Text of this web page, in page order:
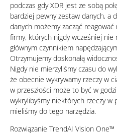
podczas gdy XDR jest ze sobą
bardziej pewny zestaw danych, a
danych możemy zacząć
firmy, których nigdy wcześniej nie
głównym czynnikiem
Otrzymujemy doskonałą
Nigdy nie mierzyliśmy czasu do
że obecnie wykrywamy rzeczy w
w przeszłości może to być w
wykrylibyśmy niektórych rzeczy w
mieliśmy do tego narzędzia.
Rozwiązanie TrendAI Vision